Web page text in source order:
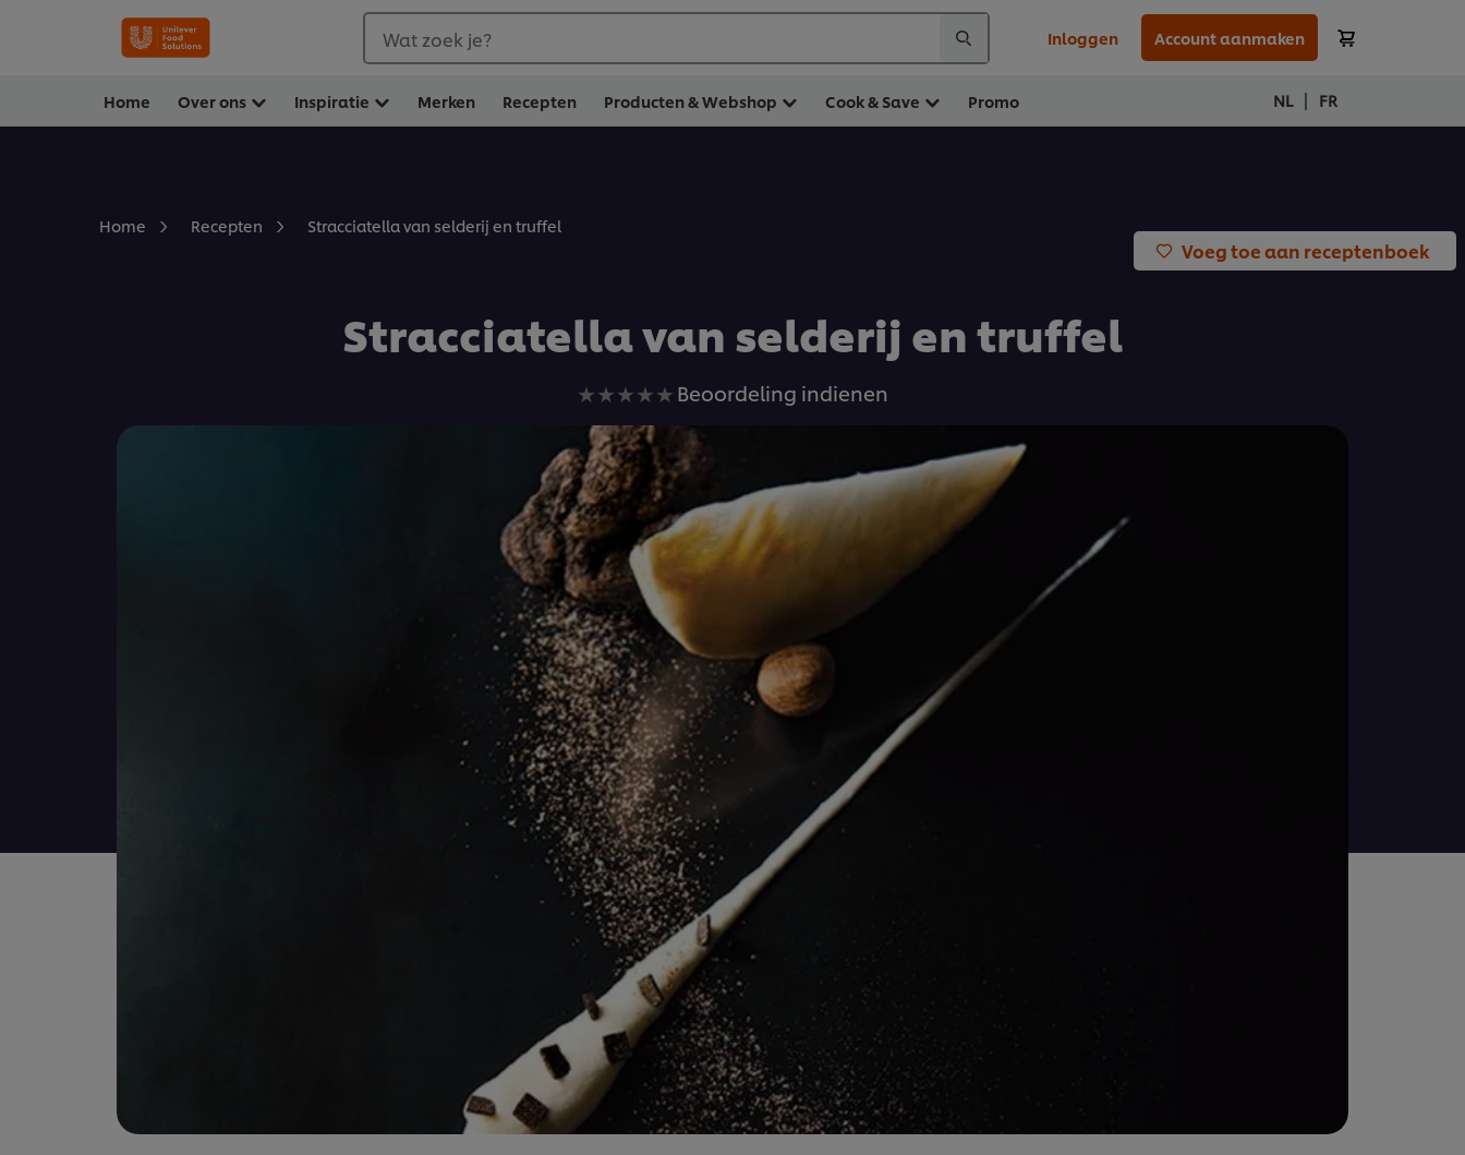
Wat zoek je? Inloggen Account aanmaken
Home Over ons Inspiratie Merken Recepten Producten & Webshop Cook & Save Promo NL | FR
Home Recepten Stracciatella van selderij en truffel
Voeg toe aan receptenboek
Stracciatella van selderij en truffel
Geen
deze
recipe
Beoordeling indienen